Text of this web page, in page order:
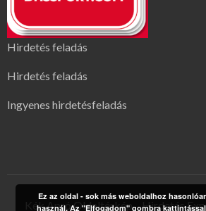
Hirdetés feladás
Hirdetés feladás
Ingyenes hirdetésfeladás
Kék Apró Oldaltérkép Hirdetés
Ez az oldal - sok más weboldalhoz
használ. Az "Elfogadom" gombra